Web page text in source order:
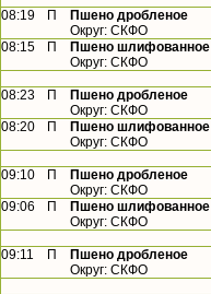
08:19
П
Пшено дробленое
Округ: СКФО
08:15
П
Пшено шлифованное
Округ: СКФО
08:23
П
Пшено дробленое
Округ: СКФО
08:20
П
Пшено шлифованное
Округ: СКФО
09:10
П
Пшено дробленое
Округ: СКФО
09:06
П
Пшено шлифованное
Округ: СКФО
09:11
П
Пшено дробленое
Округ: СКФО